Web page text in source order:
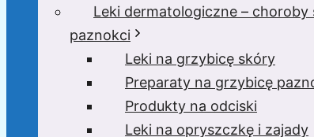
Leki dermatologiczne – choroby
paznokci
Leki na grzybicę skóry
Preparaty na grzybicę
Produkty na odciski
Leki na opryszczkę i zajady